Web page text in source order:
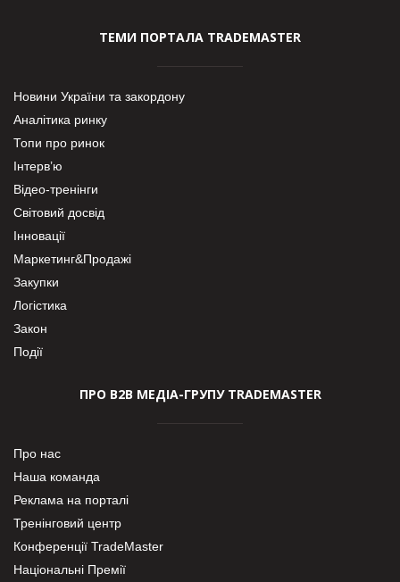
ТЕМИ ПОРТАЛА TRADEMASTER
Новини України та закордону
Аналітика ринку
Топи про ринок
Інтерв’ю
Відео-тренінги
Світовий досвід
Інновації
Маркетинг&Продажі
Закупки
Логістика
Закон
Події
ПРО В2В МЕДІА-ГРУПУ TRADEMASTER
Про нас
Наша команда
Реклама на порталі
Тренінговий центр
Конференції TradeMaster
Національні Премії